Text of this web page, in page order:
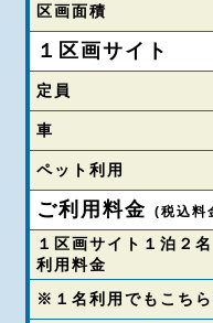
区画面積
１区画サイト
定員
車
ペット利用
ご利用料金(税込料
１区画サイト１泊２名
利用料金
※１名利用でもこちら